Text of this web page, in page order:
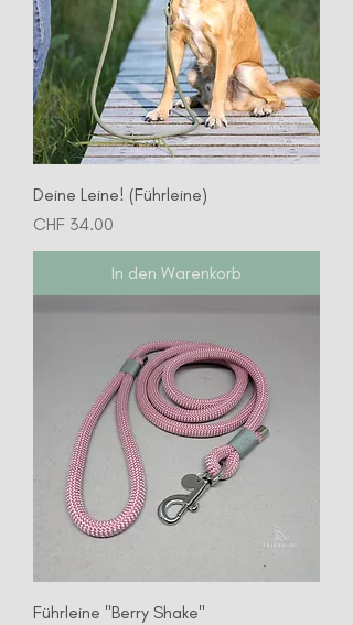
Deine Leine! (Führleine)
Preis
CHF 34.00
In den Warenkorb
Führleine "Berry Shake"